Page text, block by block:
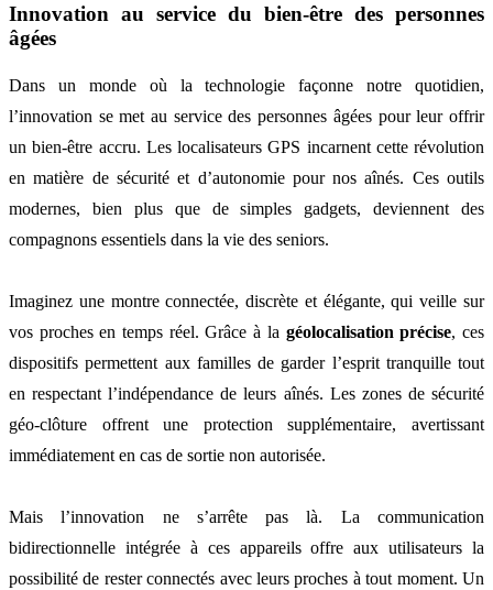
Innovation au service du bien-être des personnes
âgées
Dans un monde où la technologie façonne notre quotidien,
l’innovation se met au service des personnes âgées pour leur offrir
un bien-être accru. Les localisateurs GPS incarnent cette révolution
en matière de sécurité et d’autonomie pour nos aînés. Ces outils
modernes, bien plus que de simples gadgets, deviennent des
compagnons essentiels dans la vie des seniors.
Imaginez une montre connectée, discrète et élégante, qui veille sur
vos proches en temps réel. Grâce à la géolocalisation précise, ces
dispositifs permettent aux familles de garder l’esprit tranquille tout
en respectant l’indépendance de leurs aînés. Les zones de sécurité
géo-clôture offrent une protection supplémentaire, avertissant
immédiatement en cas de sortie non autorisée.
Mais l’innovation ne s’arrête pas là. La communication
bidirectionnelle intégrée à ces appareils offre aux utilisateurs la
possibilité de rester connectés avec leurs proches à tout moment. Un